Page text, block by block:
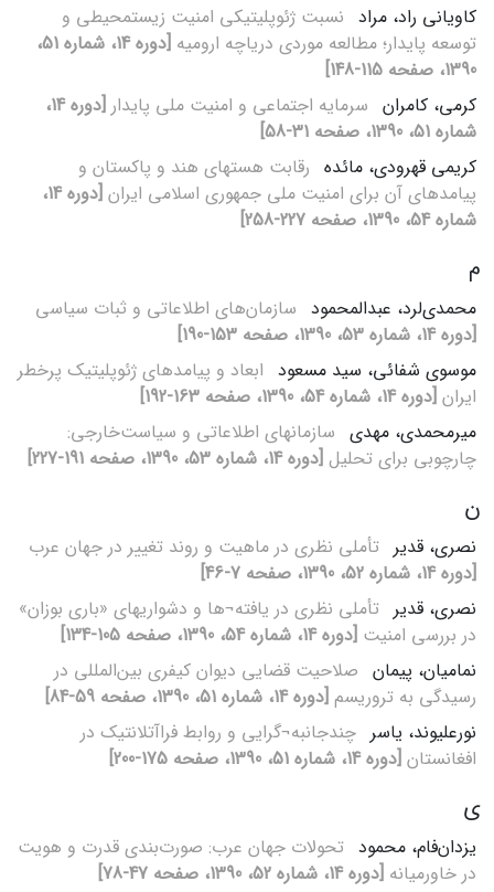
کاویانی راد، مراد نسبت ژئوپلیتیکی امنیت زیست‏محیطی و
توسعه پایدار؛ مطالعه موردی دریاچه ارومیه
[دوره 14، شماره 51،
1390، صفحه 115-148]
کرمی، کامران سرمایه اجتماعی و امنیت ملی پایدار
[دوره 14،
شماره 51، 1390، صفحه 31-58]
کریمی قهرودی، مائده رقابت هسته‏ای هند و پاکستان و
پیامدهای آن برای امنیت ملی جمهوری اسلامی ایران
[دوره 14،
شماره 54، 1390، صفحه 227-258]
م
محمدی‌لرد، عبدالمحمود سازمان‌های اطلاعاتی و ثبات سیاسی
[دوره 14، شماره 53، 1390، صفحه 153-190]
موسوی شفائی، سید مسعود ابعاد و پیامدهای ژئوپلیتیک پرخطر
ایران [دوره 14، شماره 54، 1390، صفحه 163-192]
میرمحمدی، مهدی سازمان‏های اطلاعاتی و سیاست‌خارجی:
چارچوبی برای تحلیل [دوره 14، شماره 53، 1390، صفحه 191-227]
ن
نصری، قدیر تأملی نظری در ماهیت و روند تغییر در جهان عرب
[دوره 14، شماره 52، 1390، صفحه 7-46]
نصری، قدیر تأملی نظری در یافته¬ها و دشواریهای «باری بوزان»
در بررسی امنیت [دوره 14، شماره 54، 1390، صفحه 105-134]
نمامیان، پیمان صلاحیت قضایی دیوان کیفری بین‌المللی در
رسیدگی به تروریسم [دوره 14، شماره 51، 1390، صفحه 59-84]
نورعلی‏وند، یاسر چندجانبه¬گرایی و روابط فراآتلانتیک در
افغانستان [دوره 14، شماره 51، 1390، صفحه 175-200]
ی
یزدان‌فام، محمود تحولات جهان عرب: صورت‌بندی قدرت و هویت
در خاورمیانه [دوره 14، شماره 52، 1390، صفحه 47-78]